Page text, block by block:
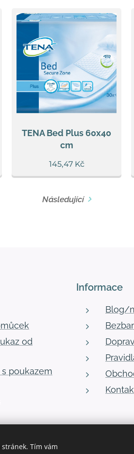
TENA Bed Plus 60x40
cm
145,47Kč
Následující
od
poukazem
Informace
Blog/
Tím vám